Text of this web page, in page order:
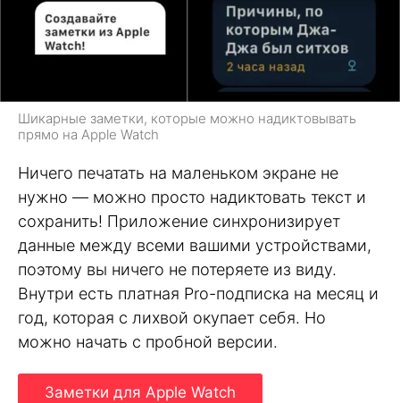
Шикарные заметки, которые можно надиктовывать
прямо на Apple Watch
Ничего печатать на маленьком экране не
нужно — можно просто надиктовать текст и
сохранить! Приложение синхронизирует
данные между всеми вашими устройствами,
поэтому вы ничего не потеряете из виду.
Внутри есть платная Pro-подписка на месяц и
год, которая с лихвой окупает себя. Но
можно начать с пробной версии.
Заметки для Apple Watch